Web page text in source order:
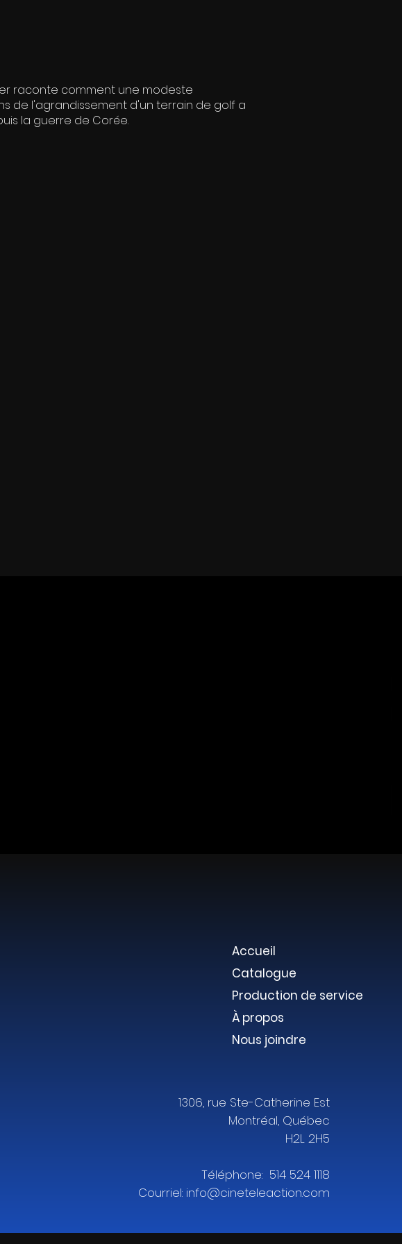
raconte comment une modeste
de l'agrandissement d'un terrain de golf a
la guerre de Corée.
Accueil
Catalogue
Production de service
À propos
Nous joindre
1306, rue Ste-Catherine Est
Montréal, Québec
H2L 2H5
Téléphone: 514 524 1118
Courriel: info@cineteleaction.com